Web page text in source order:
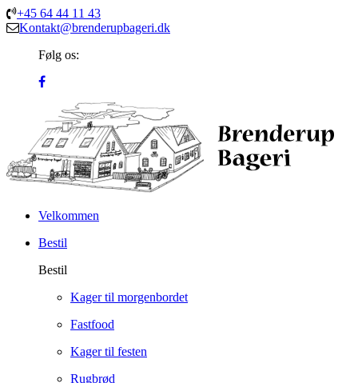
+45 64 44 11 43
Kontakt@brenderupbageri.dk
Følg os:
Velkommen
Bestil
Bestil
Kager til morgenbordet
Fastfood
Kager til festen
Rugbrød